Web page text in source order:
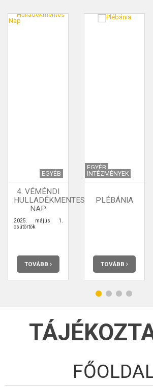
EGYÉB
4. VÉMÉNDI
HULLADÉKMENTES
NAP
2025. május 1.
csütörtök
TOVÁBB
EGYÉB
INTÉZMÉNYEK
PLÉBÁNIA
TOVÁBB